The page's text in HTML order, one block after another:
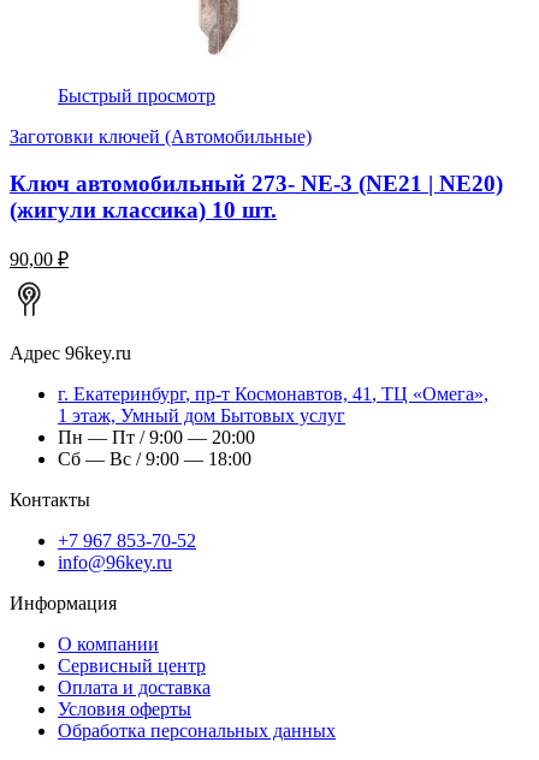
Быстрый просмотр
Заготовки ключей (Автомобильные)
Ключ автомобильный 273- NE-3 (NE21 | NE20)
(жигули классика) 10 шт.
90,00 ₽
Адрес 96key.ru
г. Екатеринбург, пр-т Космонавтов, 41, ТЦ «Омега»,
1 этаж, Умный дом Бытовых услуг
Пн — Пт / 9:00 — 20:00
Сб — Вс / 9:00 — 18:00
Контакты
+7 967 853-70-52
info@96key.ru
Информация
О компании
Сервисный центр
Оплата и доставка
Условия оферты
Обработка персональных данных